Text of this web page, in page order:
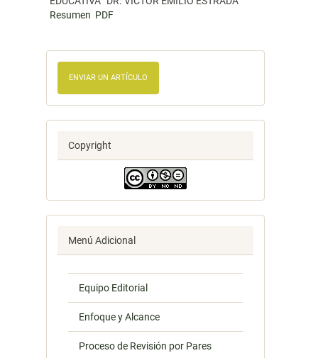
Resumen PDF
ENVIAR UN ARTÍCULO
Copyright
Menú Adicional
Equipo Editorial
Enfoque y Alcance
Proceso de Revisión por Pares